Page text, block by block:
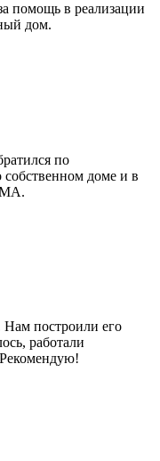
помощь в реализации
дом.
по
доме и в
построили его
работали